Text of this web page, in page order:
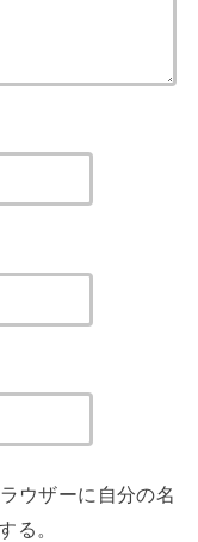
ウザーに自分の名
る。